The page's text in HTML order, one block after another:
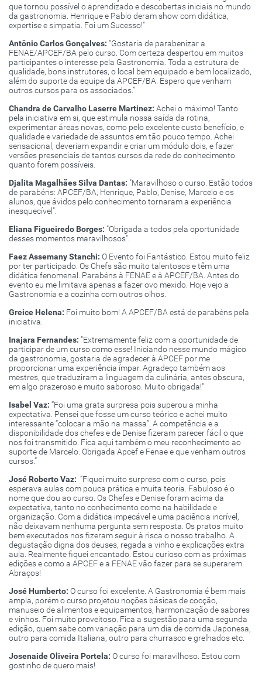
que tornou possível o aprendizado e descobertas iniciais no mundo
da gastronomia. Henrique e Pablo deram show com didática,
expertise e simpatia. Foi um Sucesso!"
Antônio Carlos Gonçalves: “Gostaria de parabenizar a
FENAE/APCEF/BA pelo curso. Com certeza despertou em muitos
participantes o interesse pela Gastronomia. Toda a estrutura de
qualidade, bons instrutores, o local bem equipado e bem localizado,
além do suporte da equipe da APCEF/BA. Espero que venham
outros cursos para os associados.”
Chandra de Carvalho Laserre Martinez: Achei o máximo! Tanto
pela iniciativa em si, que estimula nossa saída da rotina,
experimentar áreas novas, como pelo excelente custo benefício, e
qualidade e variedade de assuntos em tão pouco tempo. Achei
sensacional, deveriam expandir e criar um módulo dois, e fazer
versões presenciais de tantos cursos da rede do conhecimento
quanto forem possíveis.
Djalita Magalhães Silva Dantas: "Maravilhoso o curso. Estão todos
de parabéns: APCEF/BA, Henrique, Pablo, Denise, Marcelo e os
alunos, que ávidos pelo conhecimento tornaram a experiência
inesquecível".
Eliana Figueiredo Borges: "Obrigada a todos pela oportunidade
desses momentos maravilhosos".
Faez Assemany Stanchi: O Evento foi Fantástico. Estou muito feliz
por ter participado. Os Chefs são muito talentosos e têm uma
didática fenomenal. Parabéns à FENAE e à APCEF/BA. Antes do
evento eu me limitava apenas a fazer ovo mexido. Hoje vejo a
Gastronomia e a cozinha com outros olhos.
Greice Helena: Foi muito bom! A APCEF/BA está de parabéns pela
iniciativa.
Inajara Fernandes: "Extremamente feliz com a oportunidade de
participar de um curso como esse! Iniciando nesse mundo mágico
da gastronomia, gostaria de agradecer à APCEF por me
proporcionar uma experiência ímpar. Agradeço também aos
mestres, que traduziram a linguagem da culinária, antes obscura,
em algo prazeroso e muito saboroso. Muito obrigada!"
Isabel Vaz: “Foi uma grata surpresa pois superou a minha
expectativa. Pensei que fosse um curso teórico e achei muito
interessante “colocar a mão na massa”. A competência e a
disponibilidade dos chefes e de Denise fizeram parecer fácil o que
nos foi transmitido. Fica aqui também o meu reconhecimento ao
suporte de Marcelo. Obrigada Apcef e Fenae e que venham outros
cursos.”
José Roberto Vaz: “Fiquei muito surpreso com o curso, pois
esperava aulas com pouca prática e muita teoria. Fabuloso é o
nome que dou ao curso. Os Chefes e Denise foram acima da
expectativa, tanto no conhecimento como na habilidade e
organização. Com a didática impecável e uma paciência incrível,
não deixavam nenhuma pergunta sem resposta. Os pratos muito
bem executados nos fizeram seguir à risca o nosso trabalho. A
degustação digna dos deuses, regada a vinho e explicações extra
aula. Realmente fiquei encantado. Estou curioso com as próximas
edições e como a APCEF e a FENAE vão fazer para se superarem.
Abraços!
José Humberto: O curso foi excelente. A Gastronomia é bem mais
ampla, porém o curso projetou noções básicas de cocção,
manuseio de alimentos e equipamentos, harmonização de sabores
e vinhos. Foi muito proveitoso. Fica a sugestão para uma segunda
edição, quem sabe com variação para um dia de comida Japonesa,
outro para comida Italiana, outro para churrasco e grelhados etc.
Josenaide Oliveira Portela: O curso foi maravilhoso. Estou com
gostinho de quero mais!